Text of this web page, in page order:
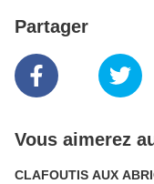
Partager
Vous aimerez
CLAFOUTIS AUX